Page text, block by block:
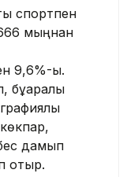
спортпен
мыңнан
9,6%-ы.
дамып
отыр.